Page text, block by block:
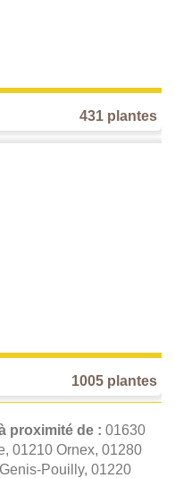
431 plantes
1005 plantes
proximité de : 01630
01210 Ornex, 01280
Pouilly, 01220